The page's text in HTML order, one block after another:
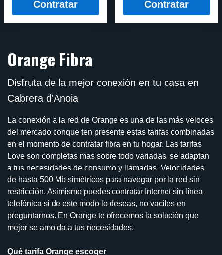
Contratar Contratar
Orange Fibra
Disfruta de la mejor conexión en tu casa en
Cabrera d'Anoia
La conexión a la red de Orange es una de las más veloces
del mercado conque ten presente estas tarifas combinadas
en el momento de contratar fibra en tu hogar. Las tarifas
Love son completas mas sobre todo variadas, se adaptan
a tus necesidades de consumo y llamadas. Velocidades
de hasta 500 Mb simétricos para navegar por la red sin
restricción. Asimismo puedes contratar Internet sin línea
telefónica si de este modo lo deseas, no vaciles en
preguntarnos. En Orange te ofrecemos la solución que
mejor se amolda a tus necesidades.
Qué tarifa Orange escoger